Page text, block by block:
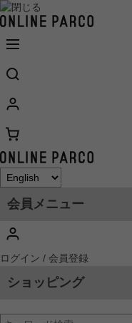
会員メニュー
ログイン / 会員登録
ショッピング